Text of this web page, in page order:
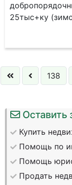
25тыс+ку
138
Оставить
Купить
Помощь по
Помощь
Продать